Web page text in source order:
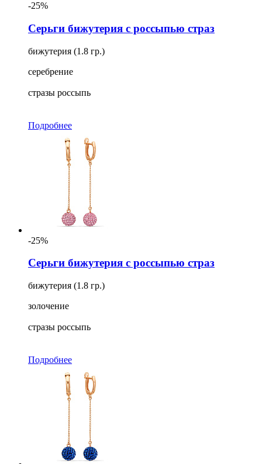
-25%
Серьги бижутерия с россыпью страз
бижутерия (1.8 гр.)
серебрение
стразы россыпь
Подробнее
-25%
Серьги бижутерия с россыпью страз
бижутерия (1.8 гр.)
золочение
стразы россыпь
Подробнее